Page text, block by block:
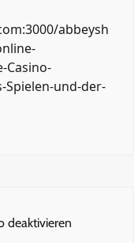
abbeysh
Casino-
und-der-
deaktivieren